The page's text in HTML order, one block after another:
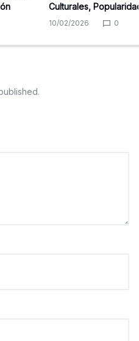
Culturales,
10/02/2026 0